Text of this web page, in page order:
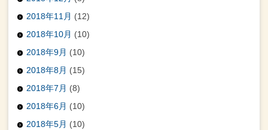
2018年11月 (12)
2018年10月 (10)
2018年9月 (10)
2018年8月 (15)
2018年7月 (8)
2018年6月 (10)
2018年5月 (10)